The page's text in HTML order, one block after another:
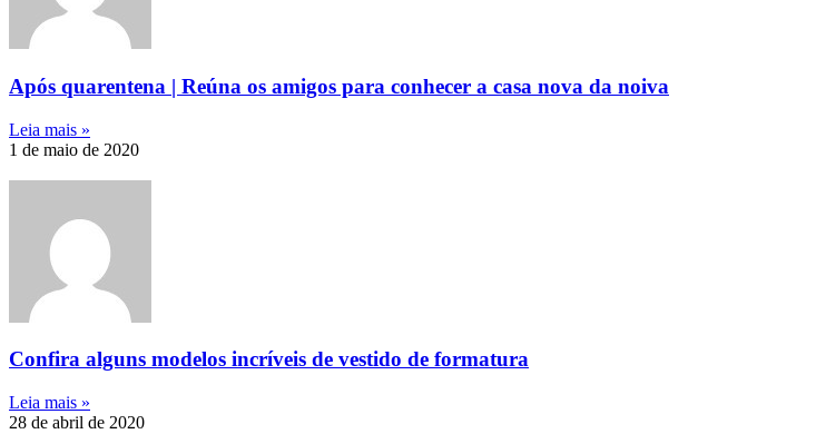
Após quarentena | Reúna os amigos para conhecer a casa nova da noiva
Leia mais »
1 de maio de 2020
Confira alguns modelos incríveis de vestido de formatura
Leia mais »
28 de abril de 2020